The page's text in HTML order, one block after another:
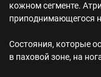
кожном сегменте.
приподнимающегося
Состояния, которые
в паховой зоне, на